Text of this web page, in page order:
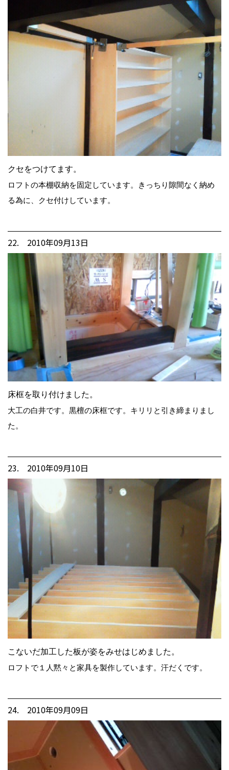
クセをつけてます。
ロフトの本棚収納を固定しています。きっちり隙間なく納め
る為に、クセ付けしています。
22. 2010年09月13日
床框を取り付けました。
大工の白井です。黒檀の床框です。キリリと引き締まりまし
た。
23. 2010年09月10日
こないだ加工した板が姿をみせはじめました。
ロフトで１人黙々と家具を製作しています。汗だくです。
24. 2010年09月09日